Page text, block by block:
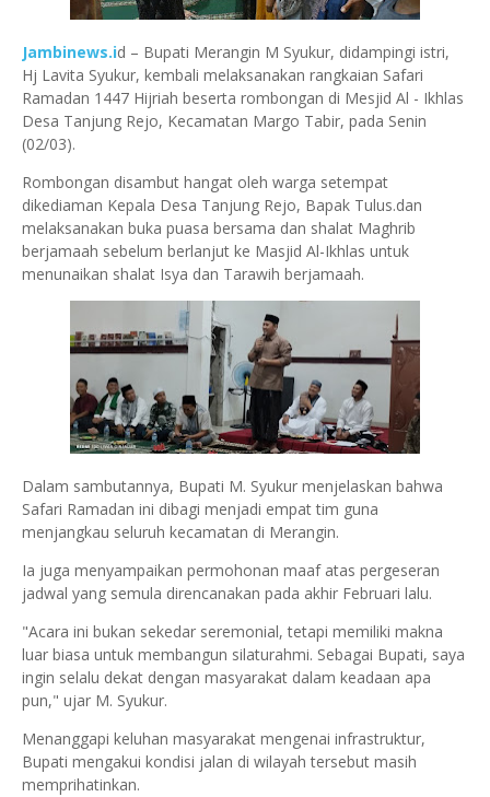
Jambinews.id – Bupati Merangin M Syukur, didampingi istri,
Hj Lavita Syukur, kembali melaksanakan rangkaian Safari
Ramadan 1447 Hijriah beserta rombongan di Mesjid Al - Ikhlas
Desa Tanjung Rejo, Kecamatan Margo Tabir, pada Senin
(02/03).
Rombongan disambut hangat oleh warga setempat
dikediaman Kepala Desa Tanjung Rejo, Bapak Tulus.dan
melaksanakan buka puasa bersama dan shalat Maghrib
berjamaah sebelum berlanjut ke Masjid Al-Ikhlas untuk
menunaikan shalat Isya dan Tarawih berjamaah.
Dalam sambutannya, Bupati M. Syukur menjelaskan bahwa
Safari Ramadan ini dibagi menjadi empat tim guna
menjangkau seluruh kecamatan di Merangin.
Ia juga menyampaikan permohonan maaf atas pergeseran
jadwal yang semula direncanakan pada akhir Februari lalu.
"Acara ini bukan sekedar seremonial, tetapi memiliki makna
luar biasa untuk membangun silaturahmi. Sebagai Bupati, saya
ingin selalu dekat dengan masyarakat dalam keadaan apa
pun," ujar M. Syukur.
Menanggapi keluhan masyarakat mengenai infrastruktur,
Bupati mengakui kondisi jalan di wilayah tersebut masih
memprihatinkan.